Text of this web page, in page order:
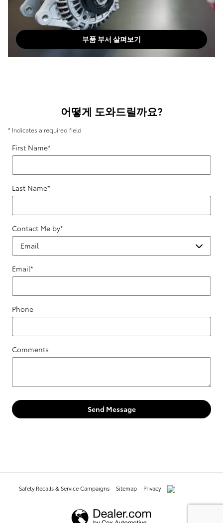
부품 부서 살펴보기
어떻게 도와드릴까요?
* Indicates a required field
First Name*
Last Name*
Contact Me by*
Email*
Phone
Comments
Send Message
Safety Recalls & Service Campaigns Sitemap Privacy AdChoices